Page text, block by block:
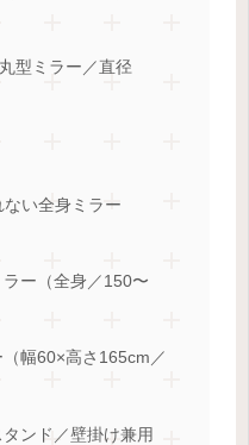
型ミラー／直径
い全身ミラー
ー（全身／150〜
幅60×高さ165cm／
ンド／壁掛け兼用